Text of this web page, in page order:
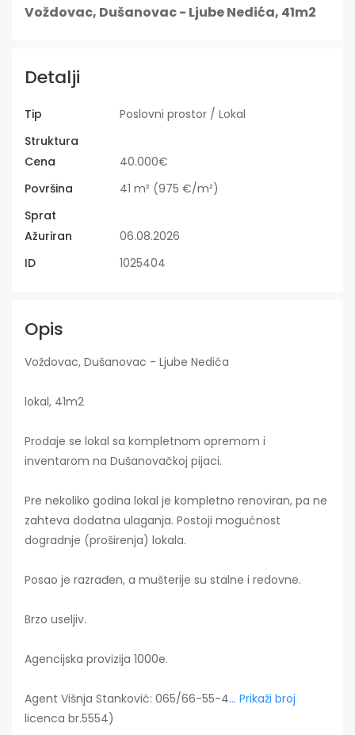
Voždovac, Dušanovac - Ljube Nedića, 41m2
Detalji
Tip
Poslovni prostor / Lokal
Struktura
Cena
40.000€
Površina
41 m² (975 €/m²)
Sprat
Ažuriran
06.08.2026
ID
1025404
Opis
Voždovac, Dušanovac - Ljube Nedića
lokal, 41m2
Prodaje se lokal sa kompletnom opremom i
inventarom na Dušanovačkoj pijaci.
Pre nekoliko godina lokal je kompletno renoviran, pa ne
zahteva dodatna ulaganja. Postoji mogućnost
dogradnje (proširenja) lokala.
Posao je razrađen, a mušterije su stalne i redovne.
Brzo useljiv.
Agencijska provizija 1000e.
Agent Višnja Stanković: 065/66-55-4... Prikaži broj
licenca br.5554)